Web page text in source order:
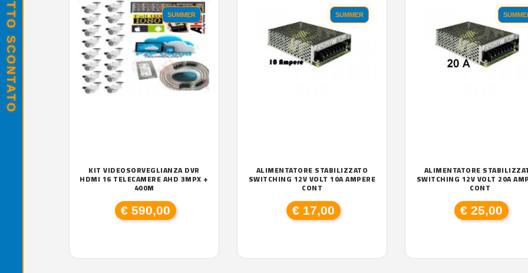
SUMMER
KIT VIDEOSORVEGLIANZA DVR
HDMI 16 TELECAMERE AHD 3MPX +
400M
€ 590,00
SUMMER
ALIMENTATORE STABILIZZATO
SWITCHING 12V VOLT 10A AMPERE
CONT
€ 17,00
ALIMENTATORE
SWITCHING 12V VOLT 20A
CONT
€ 25,00